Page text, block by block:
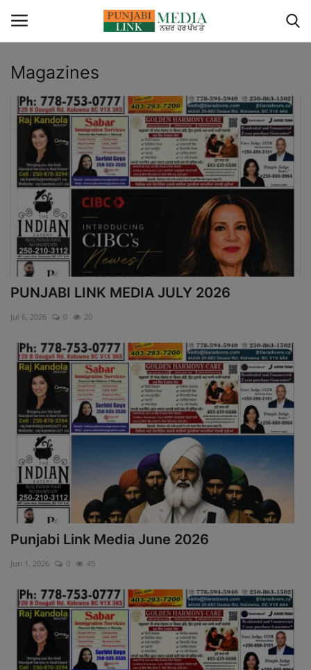
Login
Home
Contact
Canada
ਭਾਰਤ
ਪੰਜਾਬ
Videos
ਖੇਡਾਂ
Gallery
Matrimonial
Contact Us
Magazines
PUNJABI LINK MEDIA JULY 2026
Jul 6, 2026 0 20
Punjabi Link Media June 2026
Jun 1, 2026 0 45